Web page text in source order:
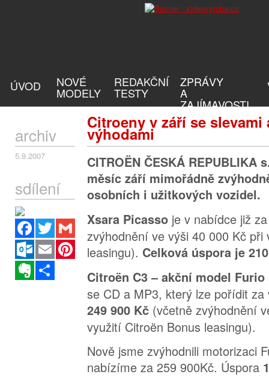
ÚVOD NOVÉ
MODELY
REDAKČNÍ
TESTY
ZPRÁVY
A
ZAJÍMAVOSTI
Citroeny v září se slevami
výhodami
archiv
5.9.2007
sdílení
Facebook
Twitter
Gmail
Outlook.com
Email
Pinterest
Evernote
CITROËN ČESKÁ REPUBLIKA
měsíc září mimořádně
osobních i užitkových vozidel.
Xsara Picasso je v nabídce již
zvýhodnění ve výši 40 000 Kč při
leasingu). Celková úspora je
Citroën C3 – akční model Furio
se CD a MP3, který lze pořídit
249 900 Kč (včetně zvýhodnění
využití Citroën Bonus leasingu).
Nově jsme zvýhodnili motorizaci
nabízíme za 259 900Kč. Úspora